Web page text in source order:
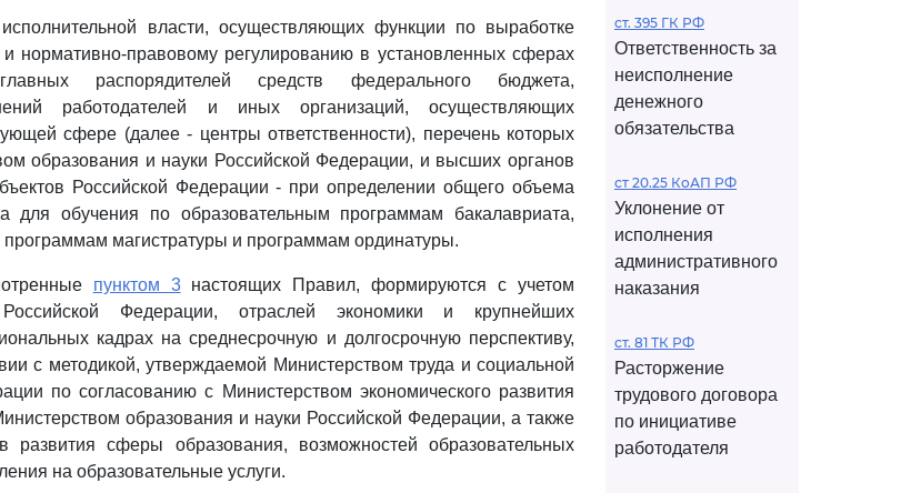
власти, осуществляющих функции по выработке
и нормативно-правовому регулированию в установленных сферах
распорядителей средств федерального бюджета,
работодателей и иных организаций, осуществляющих
сфере (далее - центры ответственности), перечень которых
образования и науки Российской Федерации, и высших органов
Российской Федерации - при определении общего объема
для обучения по образовательным программам бакалавриата,
магистратуры и программам ординатуры.
пунктом 3настоящих Правил, формируются с учетом
Российской Федерации, отраслей экономики и крупнейших
кадрах на среднесрочную и долгосрочную перспективу,
с методикой, утверждаемой Министерством труда и социальной
по согласованию с Министерством экономического развития
образования и науки Российской Федерации, а также
развития сферы образования, возможностей образовательных
на образовательные услуги.
ст. 395 ГК РФ
Ответственность за
неисполнение
денежного
обязательства
ст 20.25 КоАП РФ
Уклонение от
исполнения
административного
наказания
ст. 81 ТК РФ
Расторжение
трудового договора
по инициативе
работодателя